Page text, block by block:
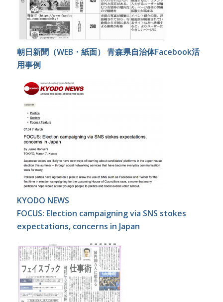
朝日新聞（WEB・紙面） 青森県自治体Facebook活
用事例
KYODO NEWS
FOCUS: Election campaigning via SNS stokes
expectations, concerns in Japan